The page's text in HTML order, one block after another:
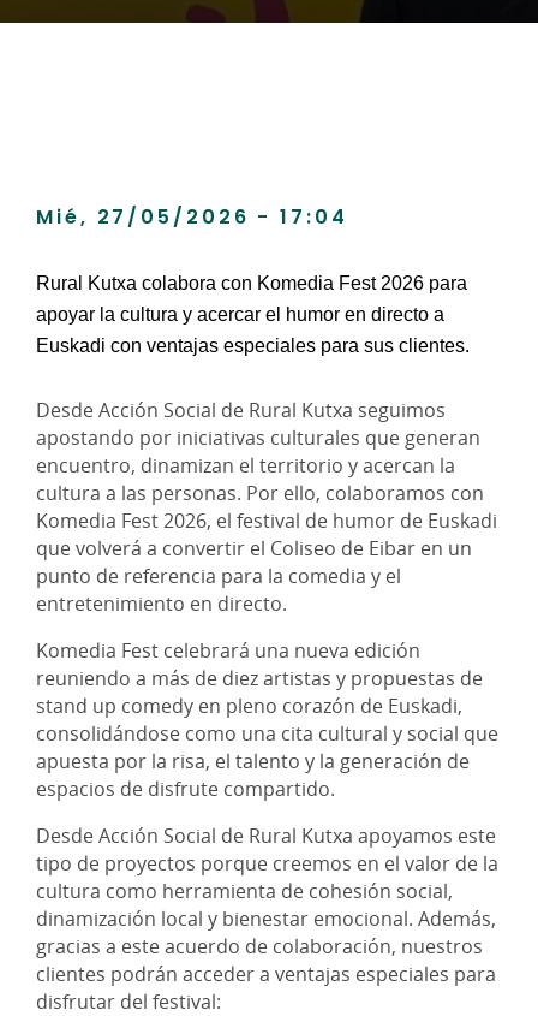
Mié, 27/05/2026 - 17:04
Rural Kutxa colabora con Komedia Fest 2026 para
apoyar la cultura y acercar el humor en directo a
Euskadi con ventajas especiales para sus clientes.
Desde Acción Social de Rural Kutxa seguimos
apostando por iniciativas culturales que generan
encuentro, dinamizan el territorio y acercan la
cultura a las personas. Por ello, colaboramos con
Komedia Fest 2026, el festival de humor de Euskadi
que volverá a convertir el Coliseo de Eibar en un
punto de referencia para la comedia y el
entretenimiento en directo.
Komedia Fest celebrará una nueva edición
reuniendo a más de diez artistas y propuestas de
stand up comedy en pleno corazón de Euskadi,
consolidándose como una cita cultural y social que
apuesta por la risa, el talento y la generación de
espacios de disfrute compartido.
Desde Acción Social de Rural Kutxa apoyamos este
tipo de proyectos porque creemos en el valor de la
cultura como herramienta de cohesión social,
dinamización local y bienestar emocional. Además,
gracias a este acuerdo de colaboración, nuestros
clientes podrán acceder a ventajas especiales para
disfrutar del festival: